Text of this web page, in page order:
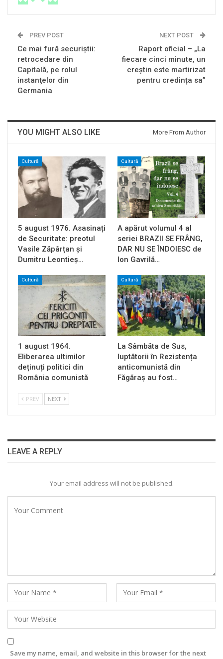
PREV POST
Ce mai fură securiştii:
retrocedare din
Capitală, pe rolul
instanţelor din
Germania
NEXT POST
Raport oficial – „La
fiecare cinci minute, un
creștin este martirizat
pentru credința sa”
YOU MIGHT ALSO LIKE More From Author
Cultură
5 august 1976. Asasinați
de Securitate: preotul
Vasile Zăpârțan și
Dumitru Leontieș…
Cultură
A apărut volumul 4 al
seriei BRAZII SE FRÂNG,
DAR NU SE ÎNDOIESC de
Ion Gavrilă…
Cultură
1 august 1964.
Eliberarea ultimilor
deținuți politici din
România comunistă
Cultură
La Sâmbăta de Sus,
luptătorii în Rezistența
anticomunistă din
Făgăraș au fost…
PREV NEXT
LEAVE A REPLY
Your email address will not be published.
Save my name, email, and website in this browser for the next